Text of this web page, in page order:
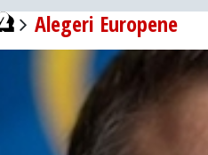
Alegeri Europene